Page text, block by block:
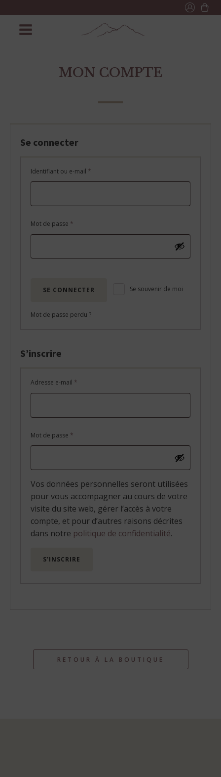
MON COMPTE
Se connecter
Identifiant ou e-mail *
Mot de passe *
Se souvenir de moi
SE CONNECTER
Mot de passe perdu ?
S’inscrire
Adresse e-mail *
Mot de passe *
Vos données personnelles seront utilisées
pour vous accompagner au cours de votre
visite du site web, gérer l’accès à votre
compte, et pour d’autres raisons décrites
dans notre politique de confidentialité.
S’INSCRIRE
RETOUR À LA BOUTIQUE